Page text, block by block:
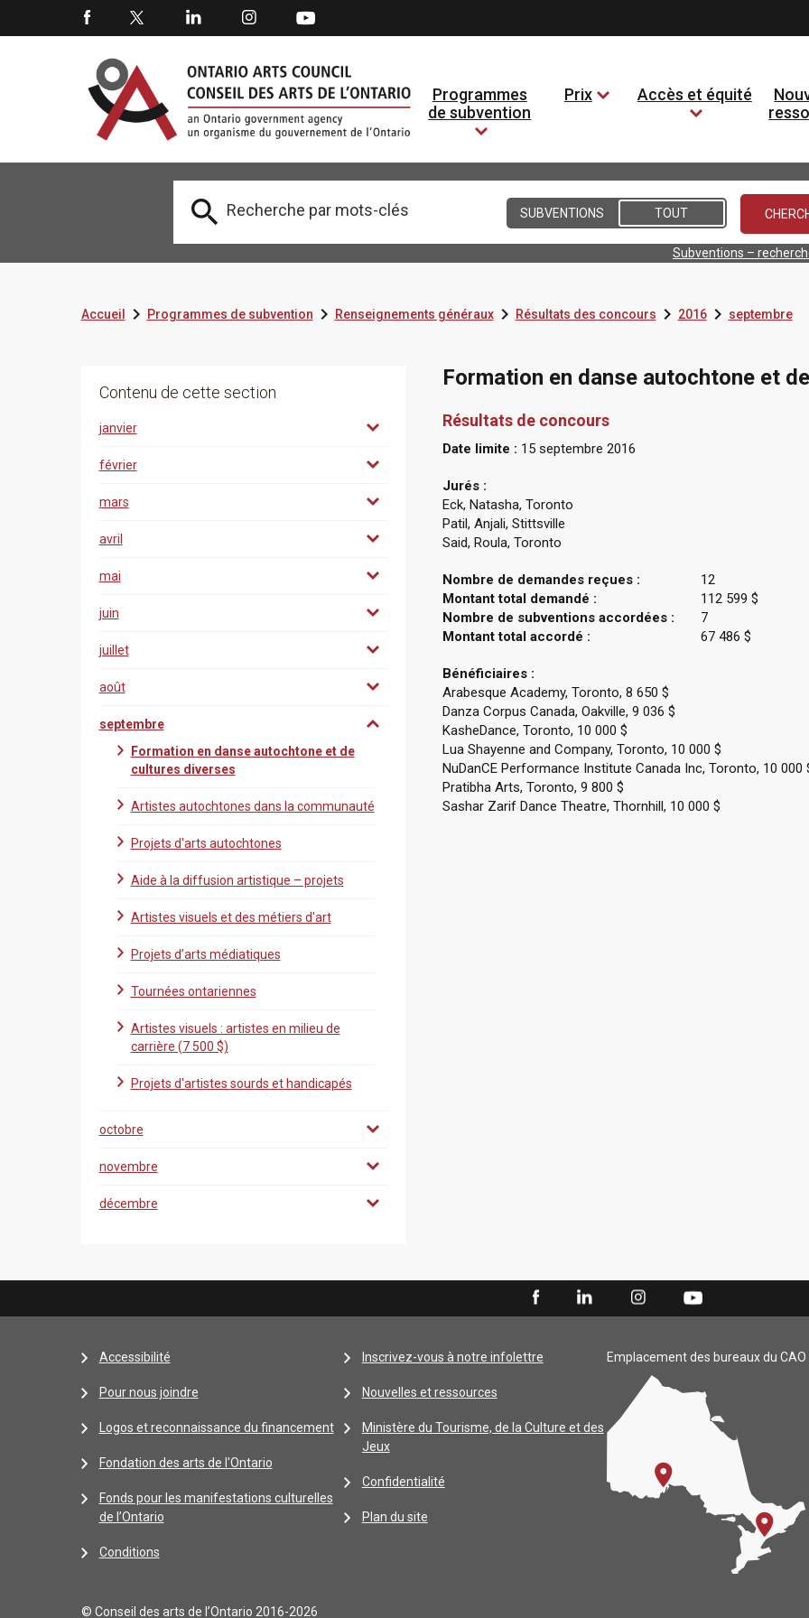
Programmes
de subvention
Prix Accès et équité
 SUBVENTIONS TOUT
Subventions –
Accueil Programmes de subventionRenseignements générauxRésultats des concours2016septembre
Contenu de cette section
janvier
février
mars
avril
mai
juin
juillet
août
septembre
Formation en danse autochtone et de
cultures diverses
Artistes autochtones dans la communauté
Projets d'arts autochtones
Aide à la diffusion artistique – projets
Artistes visuels et des métiers d'art
Projets d’arts médiatiques
Tournées ontariennes
Artistes visuels : artistes en milieu de
carrière (7 500 $)
Projets d'artistes sourds et handicapés
octobre
novembre
décembre
Formation en danse autochtone et
Résultats de concours
Date limite : 15 septembre 2016
Jurés :
Eck, Natasha, Toronto
Patil, Anjali, Stittsville
Said, Roula, Toronto
Nombre de demandes reçues :
12
Montant total demandé :
112 599 $
Nombre de subventions accordées :
7
Montant total accordé :
67 486 $
Bénéficiaires :
Arabesque Academy, Toronto, 8 650 $
Danza Corpus Canada, Oakville, 9 036 $
KasheDance, Toronto, 10 000 $
Lua Shayenne and Company, Toronto, 10 000 $
NuDanCE Performance Institute Canada Inc, Toronto, 10 000
Pratibha Arts, Toronto, 9 800 $
Sashar Zarif Dance Theatre, Thornhill, 10 000 $
Accessibilité
Pour nous joindre
Logos et reconnaissance du financement
Fondation des arts de l'Ontario
Fonds pour les manifestations culturelles
de l’Ontario
Conditions
Inscrivez-vous à notre infolettre
Nouvelles et ressources
Ministère du Tourisme, de la Culture et des
Jeux
Confidentialité
Plan du site
© Conseil des arts de l’Ontario 2016-2026
Emplacement des bureaux du CAO